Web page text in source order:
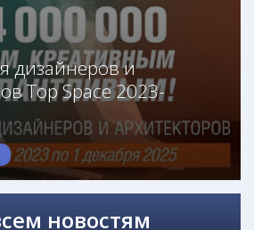
дизайнеров и
Top Space 2023-
новостям